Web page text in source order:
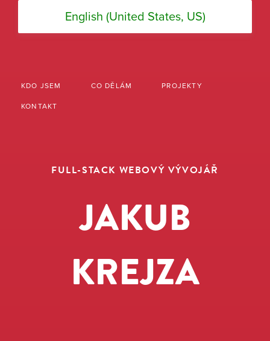
English (United States, US)
KDO JSEM CO DĚLÁM PROJEKTY
KONTAKT
FULL-STACK WEBOVÝ VÝVOJÁŘ
JAKUB
KREJZA